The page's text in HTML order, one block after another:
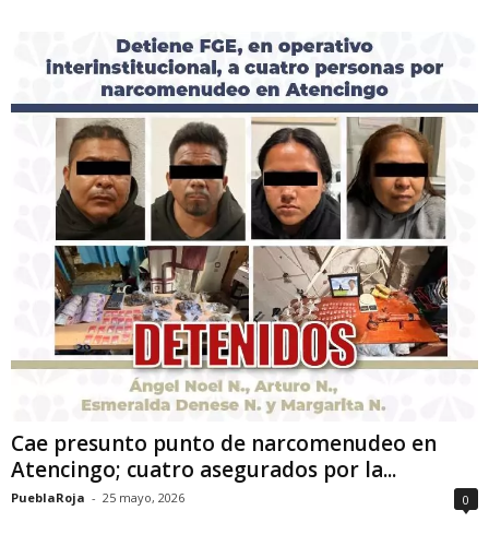
Cae presunto punto de narcomenudeo en
Atencingo; cuatro asegurados por la...
PueblaRoja - 25 mayo, 2026 0